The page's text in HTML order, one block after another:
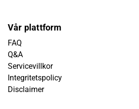
Vår plattform
FAQ
Q&A
Servicevillkor
Integritetspolicy
Disclaimer